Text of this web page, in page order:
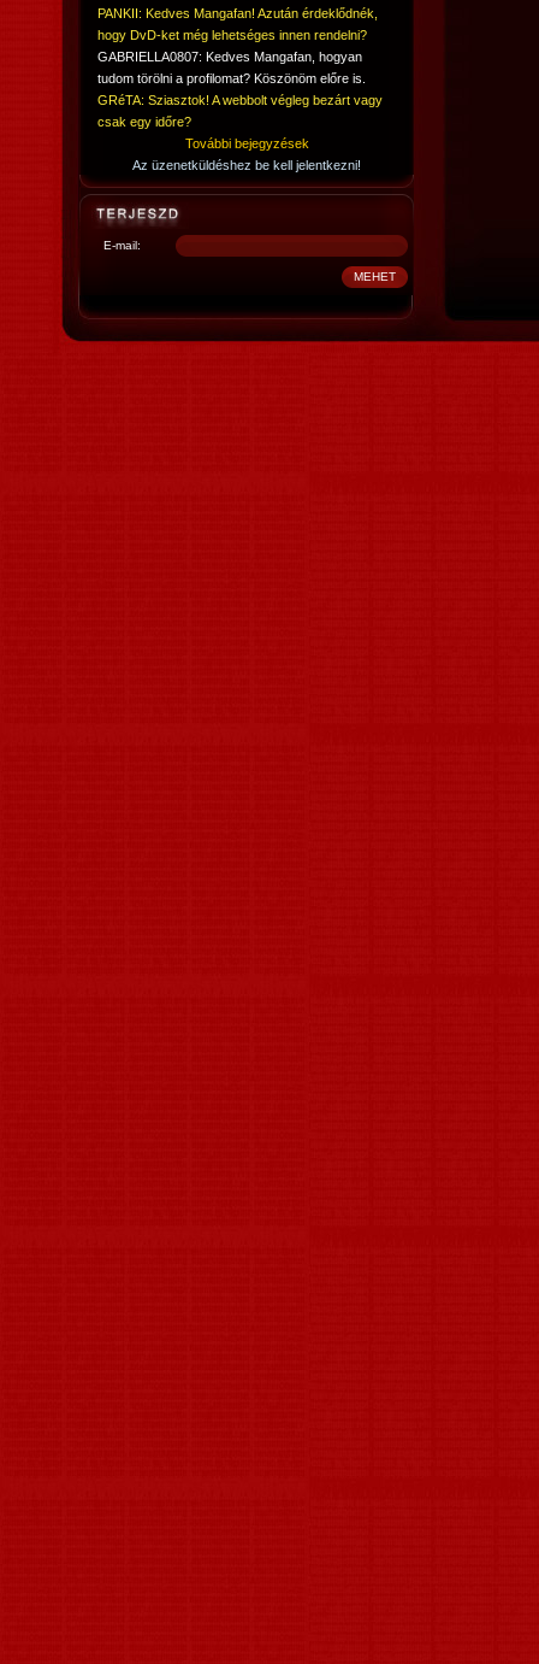
PANKII: Kedves Mangafan! Azután érdeklődnék,
hogy DvD-ket még lehetséges innen rendelni?
GABRIELLA0807: Kedves Mangafan, hogyan
tudom törölni a profilomat? Köszönöm előre is.
GRéTA: Sziasztok! A webbolt végleg bezárt vagy
csak egy időre?
További bejegyzések
Az üzenetküldéshez be kell jelentkezni!
E-mail: